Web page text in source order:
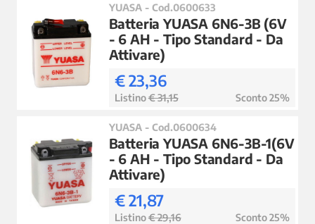
YUASA - Cod.0600633
Batteria YUASA 6N6-3B (6V
- 6 AH - Tipo Standard - Da
Attivare)
€ 23,36
Listino€ 31,15 Sconto 25%
YUASA - Cod.0600634
Batteria YUASA 6N6-3B-1(6V
- 6 AH - Tipo Standard - Da
Attivare)
€ 21,87
Listino€ 29,16 Sconto 25%